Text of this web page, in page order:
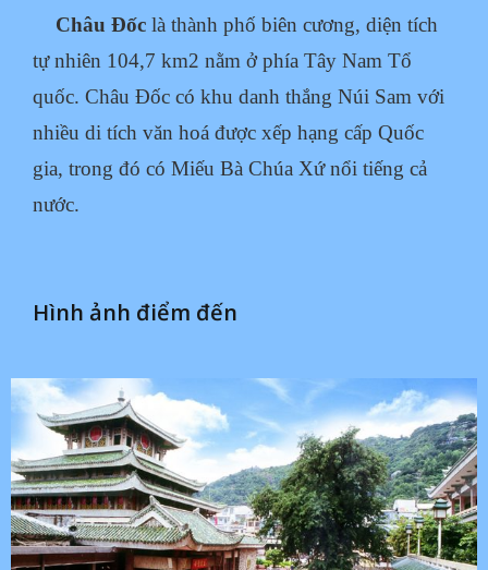
Châu Đốc là thành phố biên cương, diện tích
tự nhiên 104,7 km2 nằm ở phía Tây Nam Tổ
quốc. Châu Đốc có khu danh thắng Núi Sam với
nhiều di tích văn hoá được xếp hạng cấp Quốc
gia, trong đó có Miếu Bà Chúa Xứ nổi tiếng cả
nước.
Hình ảnh điểm đến